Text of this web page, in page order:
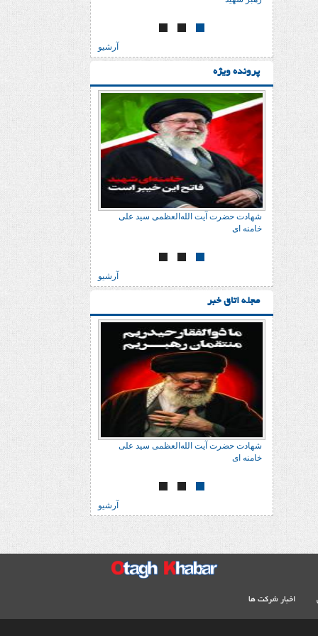
آرشیو
پرونده ویژه
شهادت حضرت آیت الله‌العظمی سید علی
خامنه ای
آرشیو
مجله اتاق خبر
شهادت حضرت آیت
خامنه ای
شهادت حضرت آیت الله‌العظمی سید علی
خامنه ای
آرشیو
اخبار شرکت ها